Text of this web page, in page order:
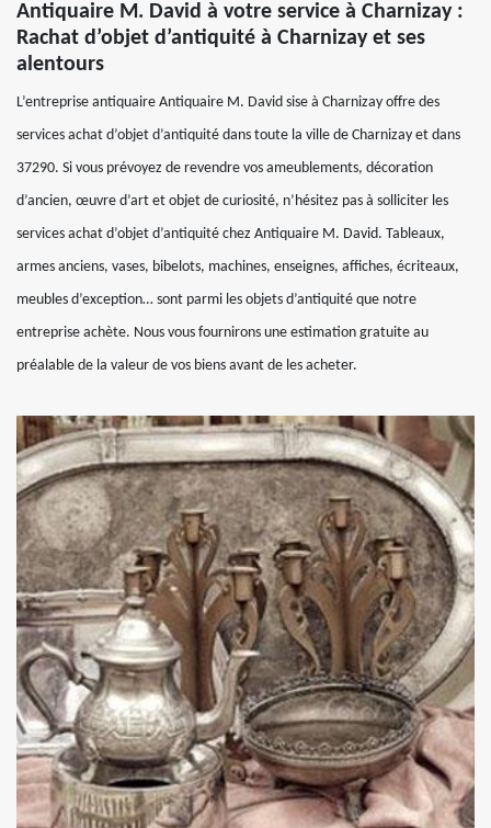
Antiquaire M. David à votre service à Charnizay :
Rachat d’objet d’antiquité à Charnizay et ses
alentours
L’entreprise antiquaire Antiquaire M. David sise à Charnizay offre des
services achat d’objet d’antiquité dans toute la ville de Charnizay et dans
37290. Si vous prévoyez de revendre vos ameublements, décoration
d’ancien, œuvre d’art et objet de curiosité, n’hésitez pas à solliciter les
services achat d’objet d’antiquité chez Antiquaire M. David. Tableaux,
armes anciens, vases, bibelots, machines, enseignes, affiches, écriteaux,
meubles d’exception… sont parmi les objets d’antiquité que notre
entreprise achète. Nous vous fournirons une estimation gratuite au
préalable de la valeur de vos biens avant de les acheter.